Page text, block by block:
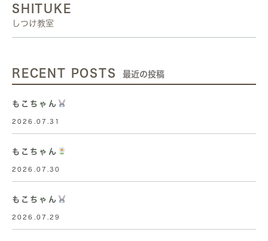
SHITUKE
しつけ教室
RECENT POSTS 最近の投稿
もこちゃん
2026.07.31
もこちゃん
2026.07.30
もこちゃん
2026.07.29